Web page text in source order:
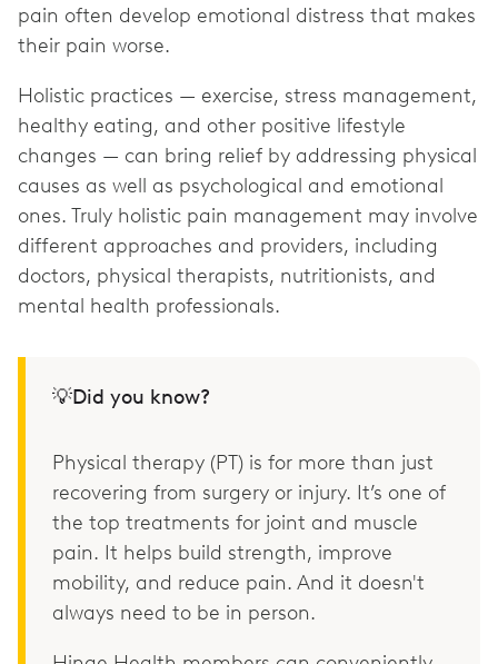
pain often develop emotional distress that makes
their pain worse.
Holistic practices — exercise, stress management,
healthy eating, and other positive lifestyle
changes — can bring relief by addressing physical
causes as well as psychological and emotional
ones. Truly holistic pain management may involve
different approaches and providers, including
doctors, physical therapists, nutritionists, and
mental health professionals.
💡Did you know?
Physical therapy (PT) is for more than just
recovering from surgery or injury. It’s one of
the top treatments for joint and muscle
pain. It helps build strength, improve
mobility, and reduce pain. And it doesn't
always need to be in person.